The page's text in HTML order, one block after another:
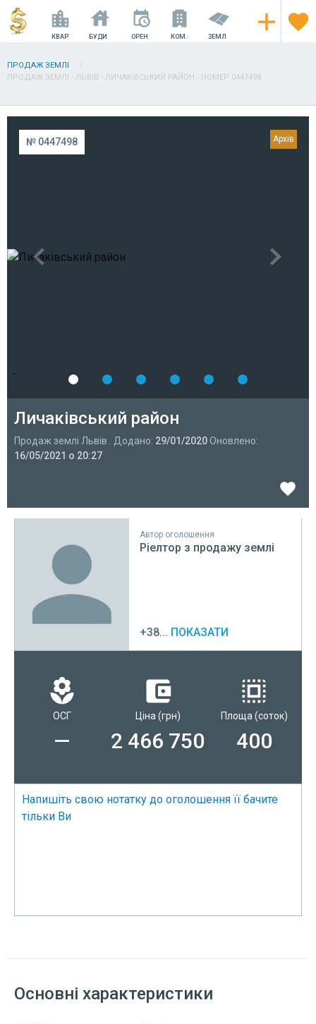
КВАРТИРИ БУДИНКИ ОРЕНДА КОМ.НЕРУХОМІСТЬ
ЗЕМЛЯ
ПРОДАЖ ЗЕМЛІ
ПРОДАЖ ЗЕМЛІ - ЛЬВІВ - ЛИЧАКІВСЬКИЙ РАЙОН - НОМЕР 0447498
№ 0447498
Личаківський район
Продаж землі Львів . Додано: 29/01/2020 Оновлено:
16/05/2021 о 20:27
Автор оголошення
Ріелтор з продажу землі
+38... ПОКАЗАТИ
ОСГ
—
Ціна (грн)
2 466 750
Площа (соток)
400
Напишіть свою нотатку до оголошення її бачите
тільки Ви
Основні характеристики